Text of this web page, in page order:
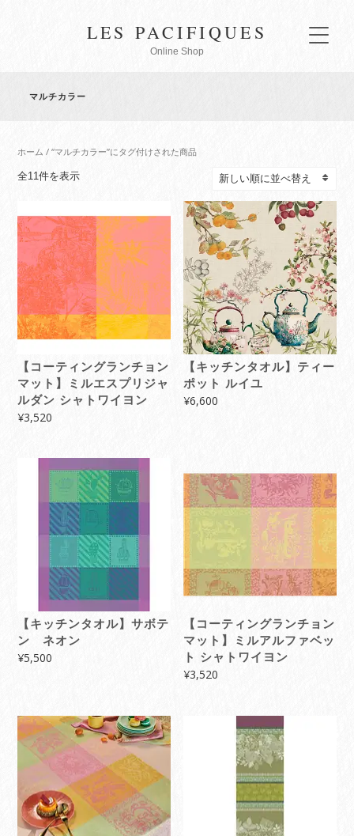
LES PACIFIQUES
Online Shop
マルチカラー
ホーム / “マルチカラー”にタグ付けされた商品
全11件を表示新
順
【コーティングランチョン
マット】ミルエスプリジャ
ルダン シャトワイヨン
¥3,520
【キッチンタオル】ティー
ポット ルイユ
¥6,600
【キッチンタオル】サボテ
ン ネオン
¥5,500
【コーティングランチョン
マット】ミルアルファベッ
ト シャトワイヨン
¥3,520